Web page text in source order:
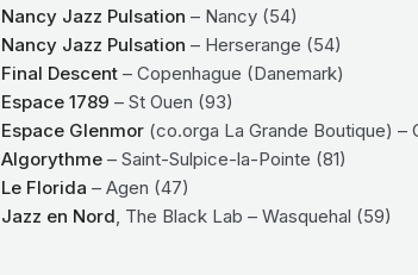
Nancy Jazz Pulsation – Nancy (54)
Nancy Jazz Pulsation – Herserange (54)
Final Descent – Copenhague (Danemark)
Espace 1789 – St Ouen (93)
Espace Glenmor (co.orga La Grande Boutique) –
Algorythme – Saint-Sulpice-la-Pointe (81)
Le Florida – Agen (47)
Jazz en Nord, The Black Lab – Wasquehal (59)